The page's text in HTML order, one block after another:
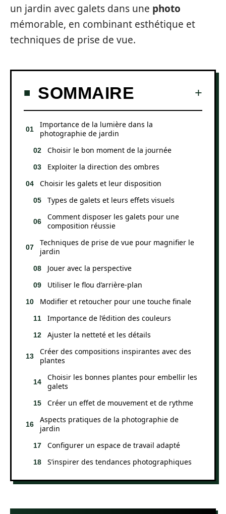
un jardin avec galets dans une photo
mémorable, en combinant esthétique et
techniques de prise de vue.
SOMMAIRE
Importance de la lumière dans la
photographie de jardin
Choisir le bon moment de la journée
Exploiter la direction des ombres
Choisir les galets et leur disposition
Types de galets et leurs effets visuels
Comment disposer les galets pour une
composition réussie
Techniques de prise de vue pour magnifier le
jardin
Jouer avec la perspective
Utiliser le flou d’arrière-plan
Modifier et retoucher pour une touche finale
Importance de l’édition des couleurs
Ajuster la netteté et les détails
Créer des compositions inspirantes avec des
plantes
Choisir les bonnes plantes pour embellir les
galets
Créer un effet de mouvement et de rythme
Aspects pratiques de la photographie de
jardin
Configurer un espace de travail adapté
S’inspirer des tendances photographiques